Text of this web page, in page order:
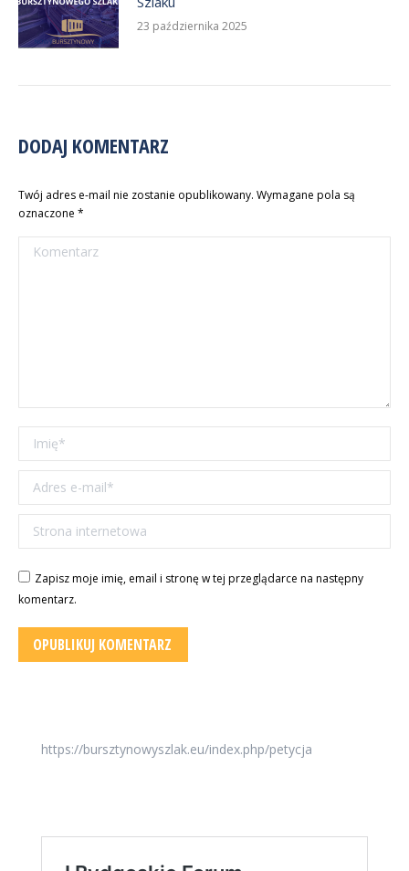
23 października 2025
DODAJ KOMENTARZ
Twój adres e-mail nie zostanie opublikowany. Wymagane pola są
oznaczone *
Komentarz
Imię *
Adres e-mail *
Strona internetowa
Zapisz moje imię, email i stronę w tej przeglądarce na następny
komentarz.
OPUBLIKUJ KOMENTARZ
https://bursztynowyszlak.eu/index.php/petycja